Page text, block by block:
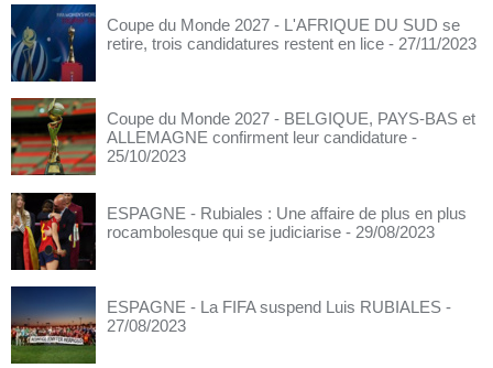
Coupe du Monde 2027 - L'AFRIQUE DU SUD se
retire, trois candidatures restent en lice - 27/11/2023
Coupe du Monde 2027 - BELGIQUE, PAYS-BAS et
ALLEMAGNE confirment leur candidature -
25/10/2023
ESPAGNE - Rubiales : Une affaire de plus en plus
rocambolesque qui se judiciarise - 29/08/2023
ESPAGNE - La FIFA suspend Luis RUBIALES -
27/08/2023